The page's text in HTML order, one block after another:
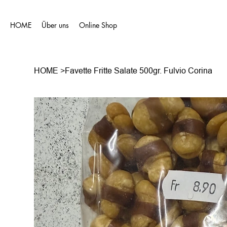
HOME Über uns Online Shop
HOME >Favette Fritte Salate 500gr. Fulvio Corina